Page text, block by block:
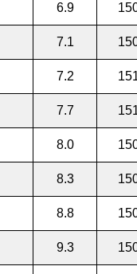
6.9
7.1
7.2
7.7
8.0
8.3
8.8
9.3